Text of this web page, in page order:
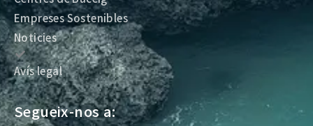
Empreses Sostenibles
Noticies
Avís legal
Segueix-nos a: